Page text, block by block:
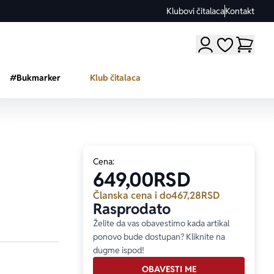
Klubovi čitalacaKontakt
Moji omiljeni
#Bukmarker Klub čitalaca
Cena:
649,00RSD
Članska cena i do467,28RSD
Rasprodato
Želite da vas obavestimo kada artikal
ponovo bude dostupan? Kliknite na
dugme ispod!
OBAVESTI ME